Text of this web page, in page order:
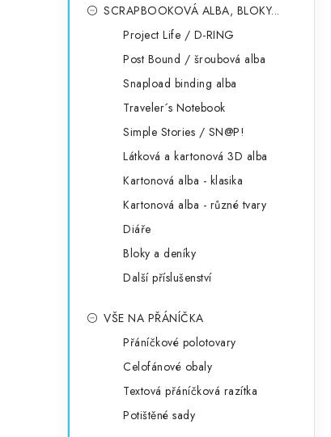
SCRAPBOOKOVÁ ALBA, BLOKY...
Project Life / D-RING
Post Bound / šroubová alba
Snapload binding alba
Traveler´s Notebook
Simple Stories / SN@P!
Látková a kartonová 3D alba
Kartonová alba - klasika
Kartonová alba - různé tvary
Diáře
Bloky a deníky
Další příslušenství
VŠE NA PŘÁNÍČKA
Přáníčkové polotovary
Celofánové obaly
Textová přáníčková razítka
Potištěné sady